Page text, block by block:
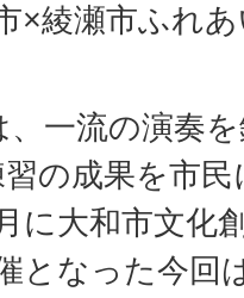
×綾瀬市ふれ
一流の演奏
の成果を市
に大和市文化
となった今回